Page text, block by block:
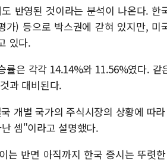
반영된 것이라는 분석이 나온다. 한
) 등으로 박스권에 갇혀 있지만, 미
있다.
률은 각각 14.14%와 11.56%였다. 같
과 대비된다.
개별 국가의 주식시장의 상황에 따
셈"이라고 설명했다.
는 반면 아직까지 한국 증시는 뚜렷